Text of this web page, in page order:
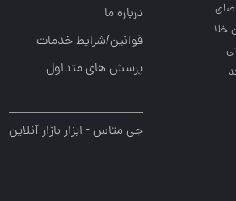
خلا
درباره ما
قوانین/شرایط خدمات
پرسش های متداول
جی متاس - ابزار بازار آنلاین